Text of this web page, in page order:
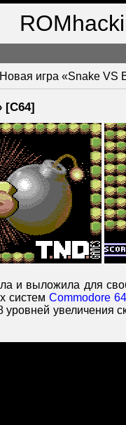
игра «Snake VS
[C64]
и выложила для
системCommodore 64
уровней увеличения